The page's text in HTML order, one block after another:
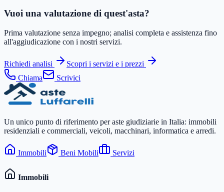
Vuoi una valutazione di quest'asta?
Prima valutazione senza impegno; analisi completa e assistenza fino
all'aggiudicazione con i nostri servizi.
Richiedi analisi
Scopri i servizi e i prezzi
Chiama
Scrivici
Un unico punto di riferimento per aste giudiziarie in Italia: immobili
residenziali e commerciali, veicoli, macchinari, informatica e arredi.
Immobili Beni Mobili Servizi
Immobili